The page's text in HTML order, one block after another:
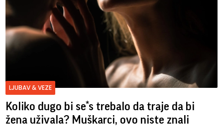
LJUBAV & VEZE
Koliko dugo bi se*s trebalo da traje da bi
žena uživala? Muškarci, ovo niste znali